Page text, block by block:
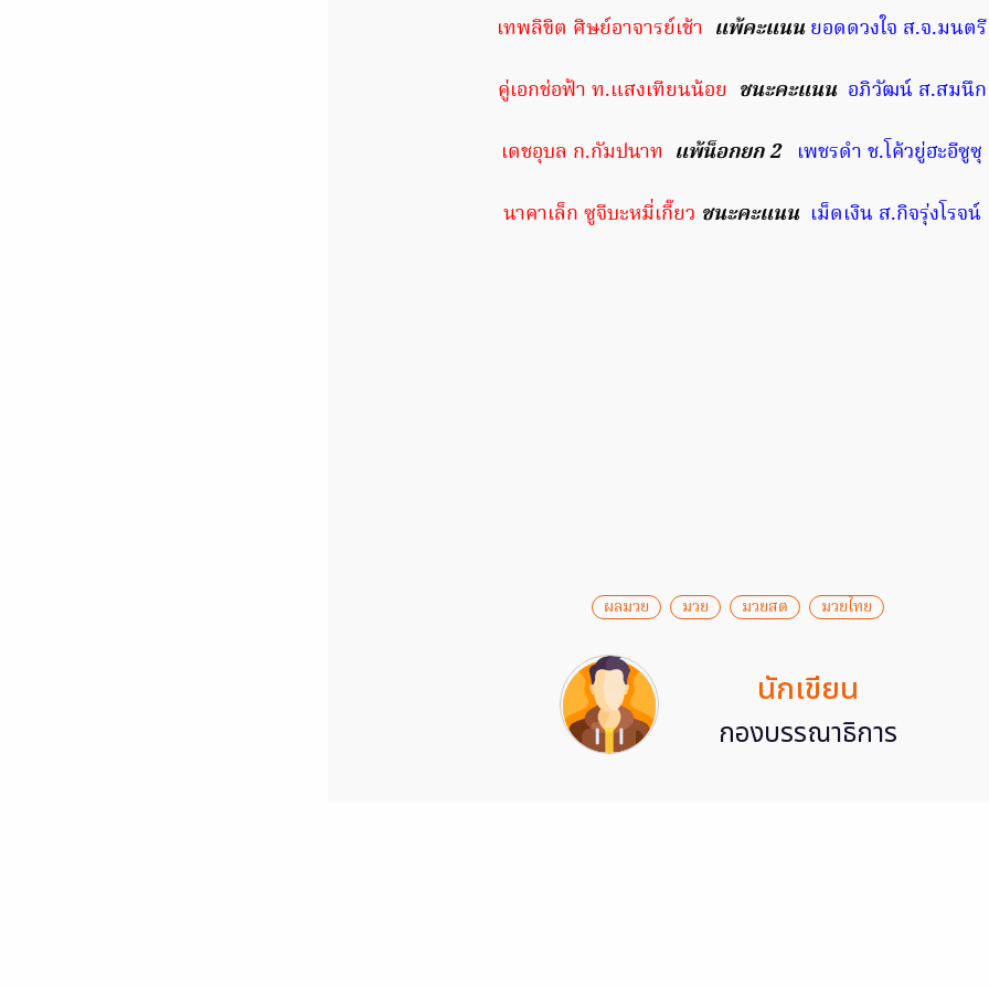
เทพลิขิต ศิษย์อาจารย์เช้า แพ้คะแนน ยอดดวงใจ ส.จ.มนตรี
คู่เอกช่อฟ้า ท.แสงเทียนน้อย ชนะคะแนน อภิวัฒน์ ส.สมนึก
เดชอุบล ก.กัมปนาท แพ้น็อกยก 2 เพชรดำ ช.โค้วยู่ฮะอีซูซุ
นาคาเล็ก ซูจีบะหมี่เกี๊ยว ชนะคะแนน เม็ดเงิน ส.กิจรุ่งโรจน์
ผลมวย มวย มวยสด มวยไทย
นักเขียน
กองบรรณาธิการ